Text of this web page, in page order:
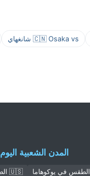
🇨🇳 Osaka vs شانغهاي
المدن الشعبية اليوم
🇺🇸 الطقس في نيويورك